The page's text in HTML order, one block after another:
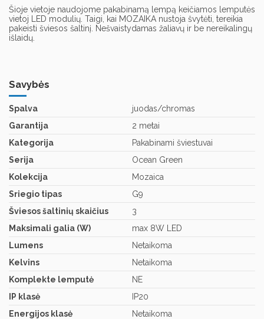
Šioje vietoje naudojome pakabinamą lempą keičiamos lemputės
vietoj LED modulių. Taigi, kai MOZAIKA nustoja švytėti, tereikia
pakeisti šviesos šaltinį. Nešvaistydamas žaliavų ir be nereikalingų
išlaidų.
Savybės
Spalva
juodas/chromas
Garantija
2 metai
Kategorija
Pakabinami šviestuvai
Serija
Ocean Green
Kolekcija
Mozaica
Sriegio tipas
G9
Šviesos šaltinių skaičius
3
Maksimali galia (W)
max 8W LED
Lumens
Netaikoma
Kelvins
Netaikoma
Komplekte lemputė
NE
IP klasė
IP20
Energijos klasė
Netaikoma